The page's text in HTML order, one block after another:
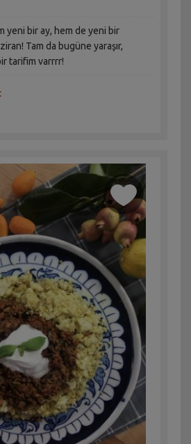
yeni bir ay, hem de yeni bir
Tam da bugüne yaraşır,
tarifim varrrr!